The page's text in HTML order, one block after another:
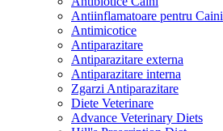
Antiinflamatoare pentru Caini
Antimicotice
Antiparazitare
Antiparazitare externa
Antiparazitare interna
Zgarzi Antiparazitare
Diete Veterinare
Advance Veterinary Diets